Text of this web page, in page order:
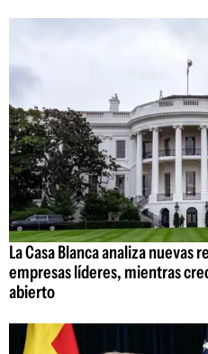
La Casa Blanca analiza nuevas
empresas líderes, mientras
abierto